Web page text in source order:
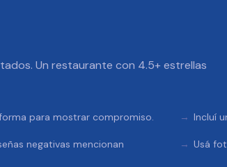
Un restaurante con 4.5+ estrellas
para mostrar compromiso. Incluí
negativas mencionan
Usá